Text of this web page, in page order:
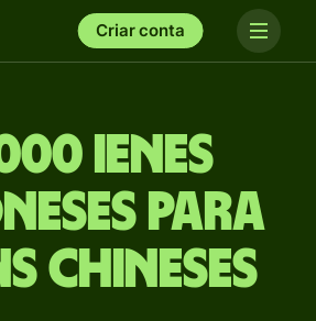
Criar conta
Ienes
para
chineses